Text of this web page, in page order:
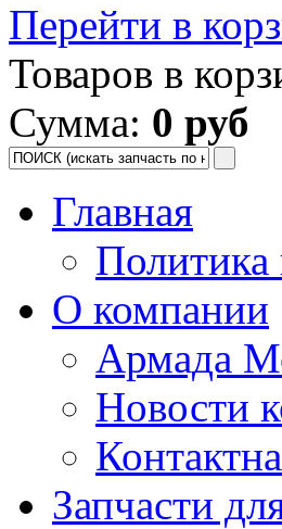
Перейти в
Товаров в
Сумма: 0 руб
Главная
Политика
О компании
Армада
Новости
Запчасти